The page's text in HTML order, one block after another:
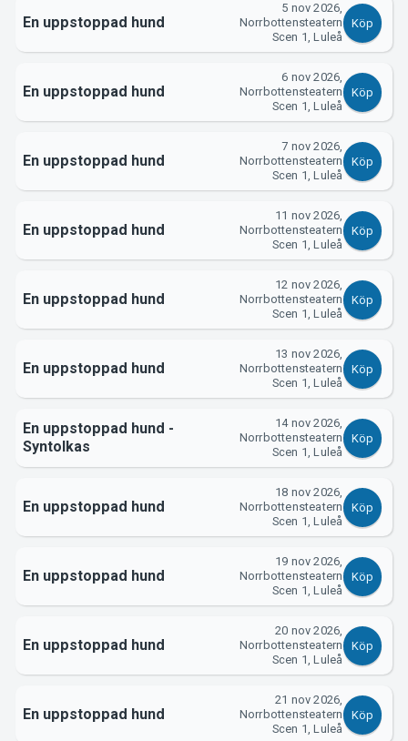
Om Tickster
En uppstoppad hund
5 nov 2026,
Norrbottensteatern
Scen 1, Luleå
Köp
En uppstoppad hund
6 nov 2026,
Norrbottensteatern
Scen 1, Luleå
Köp
En uppstoppad hund
7 nov 2026,
Norrbottensteatern
Scen 1, Luleå
Köp
En uppstoppad hund
11 nov 2026,
Norrbottensteatern
Scen 1, Luleå
Köp
En uppstoppad hund
12 nov 2026,
Norrbottensteatern
Scen 1, Luleå
Köp
En uppstoppad hund
13 nov 2026,
Norrbottensteatern
Scen 1, Luleå
Köp
En uppstoppad hund -
Syntolkas
14 nov 2026,
Norrbottensteatern
Scen 1, Luleå
Köp
En uppstoppad hund
18 nov 2026,
Norrbottensteatern
Scen 1, Luleå
Köp
En uppstoppad hund
19 nov 2026,
Norrbottensteatern
Scen 1, Luleå
Köp
En uppstoppad hund
20 nov 2026,
Norrbottensteatern
Scen 1, Luleå
Köp
En uppstoppad hund
21 nov 2026,
Norrbottensteatern
Scen 1, Luleå
Köp